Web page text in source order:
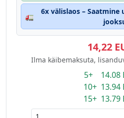
🚛
6x välislaos – Saatmine
14,22
Ilma käibemaksuta,
5+ 14.08
10+ 13.94
15+ 13.79